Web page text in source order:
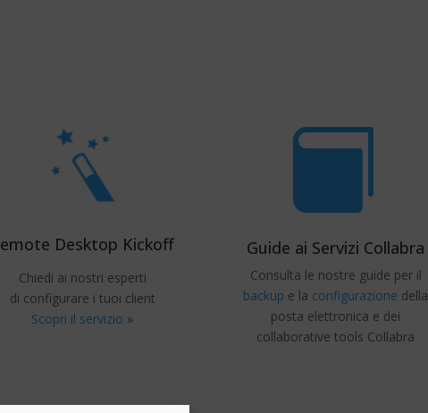
Desktop Kickoff
Chiedi ai nostri esperti
di configurare i tuoi client
Scopri il servizio »

Guide ai Servizi Collabra
Consulta le nostre guide per il
backup e la configurazione della
posta elettronica e dei
collaborative tools Collabra